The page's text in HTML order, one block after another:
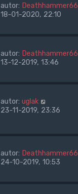
autor: Deathhammer66
18-01-2020, 22:10
autor: Deathhammer66
13-12-2019, 13:46
autor: uglak
23-11-2019, 23:36
autor: Deathhammer66
24-10-2019, 10:53